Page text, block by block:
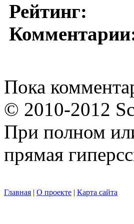
Рейтинг:
Пока
© 2010-2012
При полном
прямая
Главная | О проекте | Карта сайта